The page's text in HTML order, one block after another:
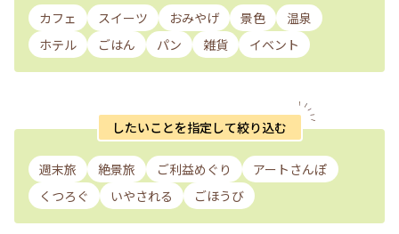
カフェ スイーツ おみやげ 景色
温泉
ホテル
ごはん パン 雑貨 イベント
したいことを指定して絞り込む
週末旅 絶景旅 ご利益めぐり
アートさんぽ
くつろぐ
いやされる ごほうび